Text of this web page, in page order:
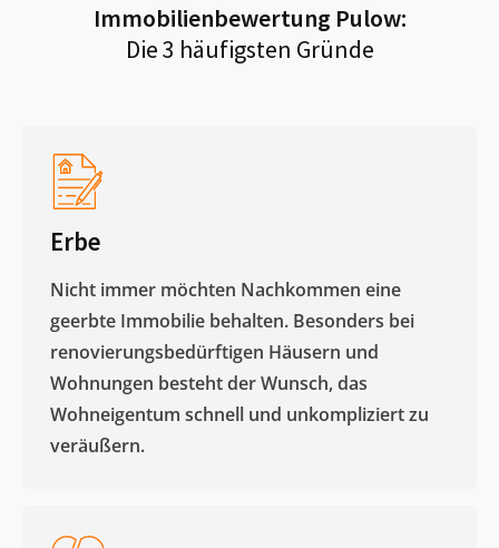
Immobilienbewertung Pulow:
Die 3 häufigsten Gründe
Erbe
Nicht immer möchten Nachkommen eine
geerbte Immobilie behalten. Besonders bei
renovierungsbedürftigen Häusern und
Wohnungen besteht der Wunsch, das
Wohneigentum schnell und unkompliziert zu
veräußern. ​